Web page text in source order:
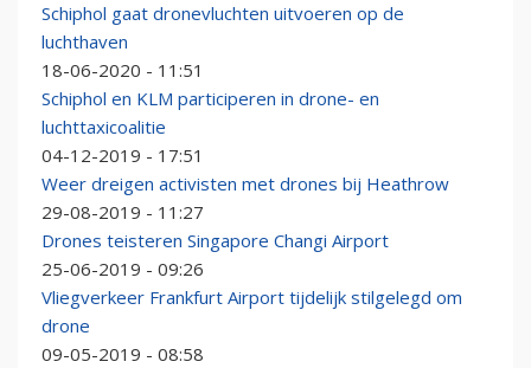
Schiphol gaat dronevluchten uitvoeren op de
luchthaven
18-06-2020 - 11:51
Schiphol en KLM participeren in drone- en
luchttaxicoalitie
04-12-2019 - 17:51
Weer dreigen activisten met drones bij Heathrow
29-08-2019 - 11:27
Drones teisteren Singapore Changi Airport
25-06-2019 - 09:26
Vliegverkeer Frankfurt Airport tijdelijk stilgelegd om
drone
09-05-2019 - 08:58